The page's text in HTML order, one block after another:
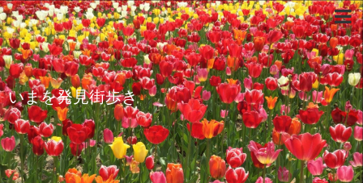
いまを発見街歩き